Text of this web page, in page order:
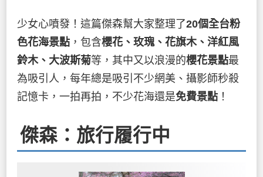
少女心噴發！這篇傑森幫大家整理了20個全台粉
色花海景點 ，包含櫻花、玫瑰、花旗木、洋紅風
鈴木、大波斯菊等，其中又以浪漫的櫻花景點最
為吸引人，每年總是吸引不少網美、攝影師秒殺
記憶卡，一拍再拍，不少花海還是免費景點 ！
傑森：旅行履行中